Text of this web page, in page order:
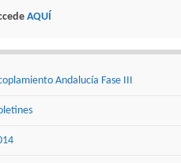
AQUÍ
Andalucía Fase III